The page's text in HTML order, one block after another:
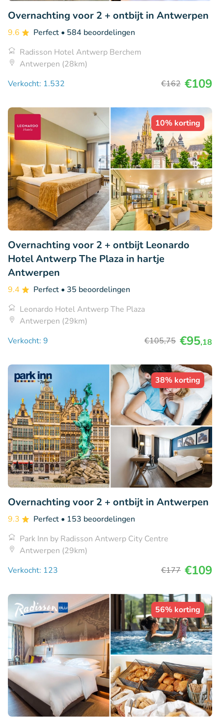
Overnachting voor 2 + ontbijt in Antwerpen
9.6 Perfect • 584 beoordelingen
Radisson Hotel Antwerp Berchem
Antwerpen (28km)
Verkocht: 1.532
€162 €109
10% korting
Overnachting voor 2 + ontbijt Leonardo
Hotel Antwerp The Plaza in hartje
Antwerpen
9.4 Perfect • 35 beoordelingen
Leonardo Hotel Antwerp The Plaza
Antwerpen (29km)
Verkocht: 9
€105,75 €95,18
38% korting
Overnachting voor 2 + ontbijt in Antwerpen
9.3 Perfect • 153 beoordelingen
Park Inn by Radisson Antwerp City Centre
Antwerpen (29km)
Verkocht: 123
€177 €109
56% korting